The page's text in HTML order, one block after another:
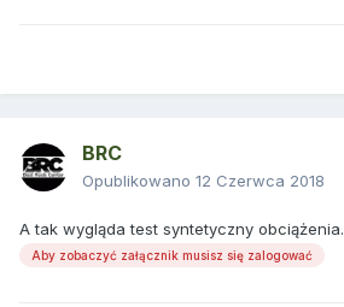
BRC
Opublikowano 12 Czerwca 2018
A tak wygląda test syntetyczny obciążenia.
Aby zobaczyć załącznik musisz się zalogować